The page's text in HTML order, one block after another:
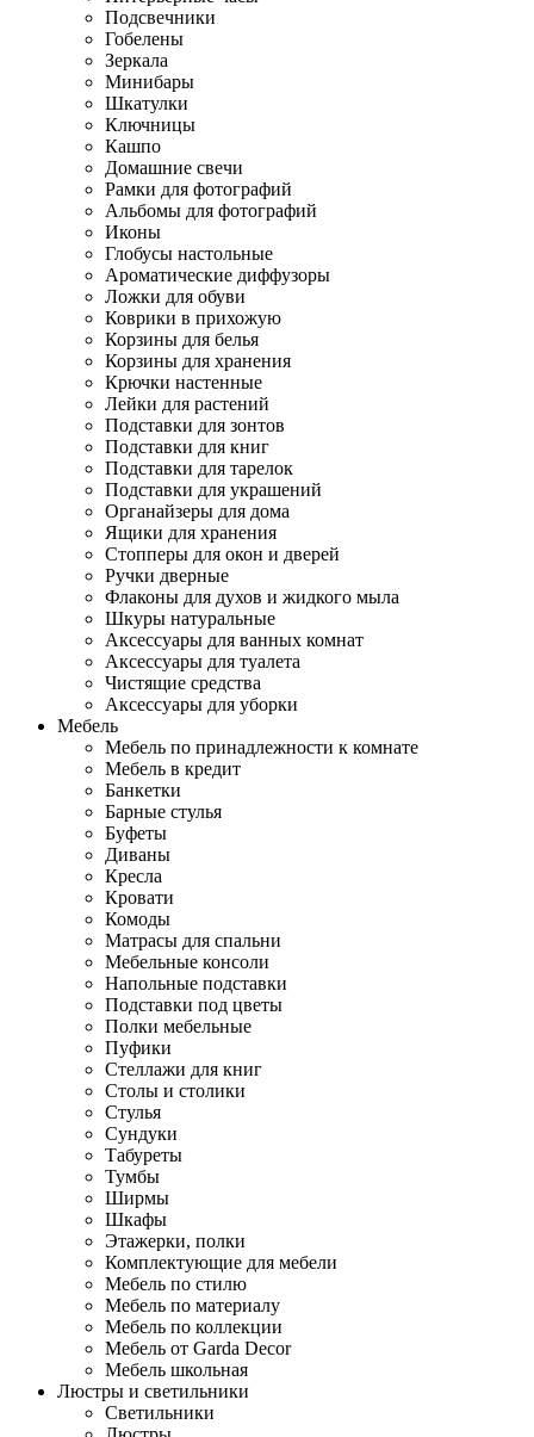
Подсвечники
Гобелены
Зеркала
Минибары
Шкатулки
Ключницы
Кашпо
Домашние свечи
Рамки для фотографий
Альбомы для фотографий
Иконы
Глобусы настольные
Ароматические диффузоры
Ложки для обуви
Коврики в прихожую
Корзины для белья
Корзины для хранения
Крючки настенные
Лейки для растений
Подставки для зонтов
Подставки для книг
Подставки для тарелок
Подставки для украшений
Органайзеры для дома
Ящики для хранения
Стопперы для окон и дверей
Ручки дверные
Флаконы для духов и жидкого мыла
Шкуры натуральные
Аксессуары для ванных комнат
Аксессуары для туалета
Чистящие средства
Аксессуары для уборки
Мебель
Мебель по принадлежности к комнате
Мебель в кредит
Банкетки
Барные стулья
Буфеты
Диваны
Кресла
Кровати
Комоды
Матрасы для спальни
Мебельные консоли
Напольные подставки
Подставки под цветы
Полки мебельные
Пуфики
Стеллажи для книг
Столы и столики
Стулья
Сундуки
Табуреты
Тумбы
Ширмы
Шкафы
Этажерки, полки
Комплектующие для мебели
Мебель по стилю
Мебель по материалу
Мебель по коллекции
Мебель от Garda Decor
Мебель школьная
Люстры и светильники
Светильники